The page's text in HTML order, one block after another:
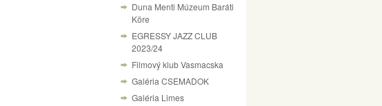
Duna Menti Múzeum Baráti
Köre
EGRESSY JAZZ CLUB
2023/24
Filmový klub Vasmacska
Galéria CSEMADOK
Galéria Limes